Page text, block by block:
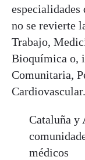
especialidades
no se revierte
Trabajo,
Bioquímica o,
Comunitaria,
Cardiovascular.
Cataluña y
médicos